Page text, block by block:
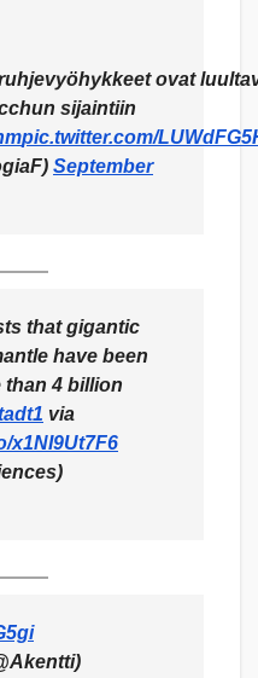
ovat
sijaintiin
pic.twitter.com/
September
that gigantic
have been
4 billion
via
x1NI9Ut7F6